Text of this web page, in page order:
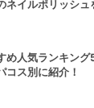
ネイルポリッシュ
め人気ランキン
コス別に紹介！